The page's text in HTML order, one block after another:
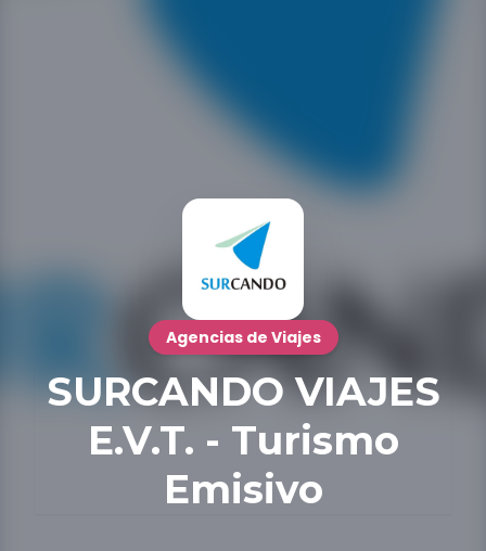
Agencias de Viajes
SURCANDO VIAJES
E.V.T. - Turismo
Emisivo